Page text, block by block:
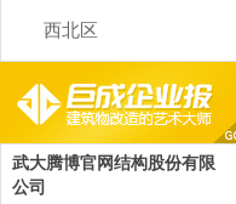
西北区
武大腾博官网结构股份有限
公司